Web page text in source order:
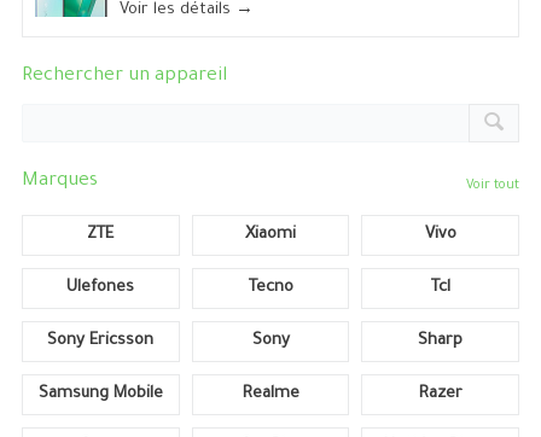
Voir les détails →
Rechercher un appareil
Marques Voir tout
ZTE Xiaomi Vivo
Ulefones Tecno Tcl
Sony Ericsson Sony Sharp
Samsung Mobile Realme Razer